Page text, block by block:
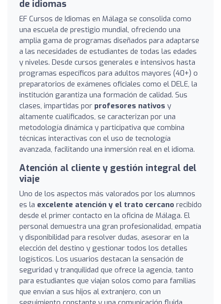
de idiomas
EF Cursos de Idiomas en Málaga se consolida como
una escuela de prestigio mundial, ofreciendo una
amplia gama de programas diseñados para adaptarse
a las necesidades de estudiantes de todas las edades
y niveles. Desde cursos generales e intensivos hasta
programas específicos para adultos mayores (40+) o
preparatorios de exámenes oficiales como el DELE, la
institución garantiza una formación de calidad. Sus
clases, impartidas por profesores nativos y
altamente cualificados, se caracterizan por una
metodología dinámica y participativa que combina
técnicas interactivas con el uso de tecnología
avanzada, facilitando una inmersión real en el idioma.
Atención al cliente y gestión integral del
viaje
Uno de los aspectos más valorados por los alumnos
es la excelente atención y el trato cercano recibido
desde el primer contacto en la oficina de Málaga. El
personal demuestra una gran profesionalidad, empatía
y disponibilidad para resolver dudas, asesorar en la
elección del destino y gestionar todos los detalles
logísticos. Los usuarios destacan la sensación de
seguridad y tranquilidad que ofrece la agencia, tanto
para estudiantes que viajan solos como para familias
que envían a sus hijos al extranjero, con un